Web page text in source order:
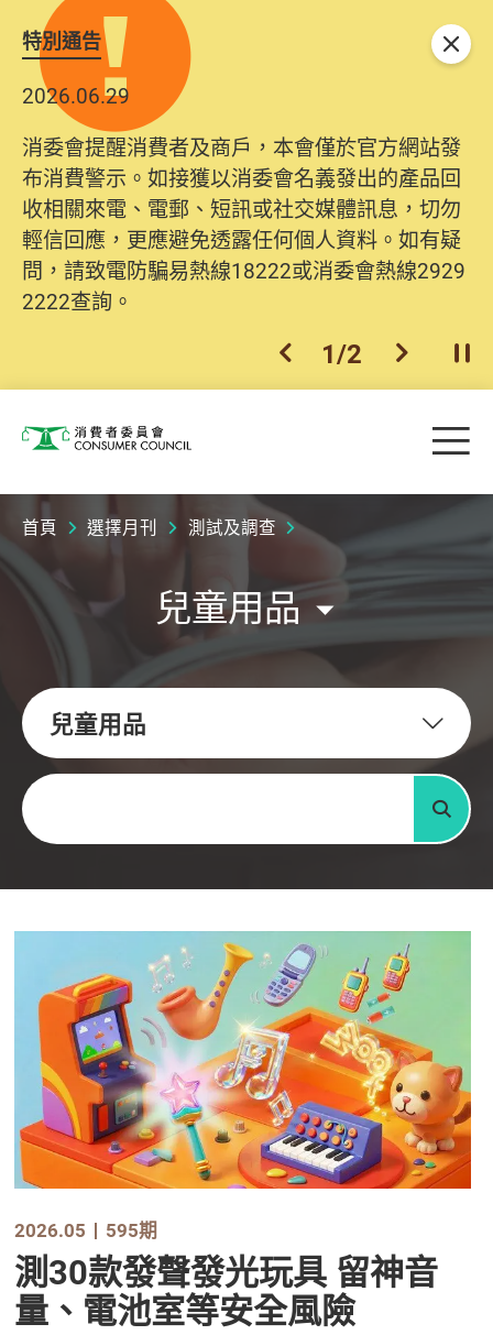
特別通告
2026.06.29
消委會提醒消費者及商戶，本會僅於官方網站發
布消費警示。如接獲以消委會名義發出的產品回
收相關來電、電郵、短訊或社交媒體訊息，切勿
輕信回應，更應避免透露任何個人資料。如有疑
問，請致電防騙易熱線18222或消委會熱線2929
2222查詢。
上一個
1/2 下一個開
關閉
消費者委員會 目
首頁 選擇月刊 測試及調查
兒童用品
兒童用品
關鍵字
搜尋
2026.05 595期
測30款發聲發光玩具 留神音
量、電池室等安全風險